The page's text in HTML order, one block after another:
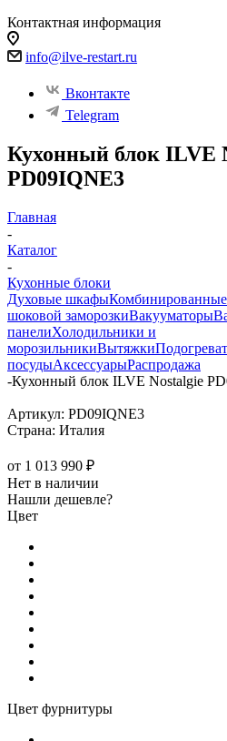
Контактная информация
info@ilve-restart.ru
Вконтакте
Telegram
Кухонный блок ILVE
PD09IQNE3
Главная
-
Каталог
-
Кухонные блоки
Духовые шкафы
шоковой заморозкиВакууматоры
панелиХолодильники и
морозильникиВытяжки
посудыАксессуарыРаспродажа
-Кухонный блок ILVE Nostalgie
Артикул: PD09IQNE3
Страна: Италия
от 1 013 990 ₽
Нет в наличии
Нашли дешевле?
Цвет
Цвет фурнитуры